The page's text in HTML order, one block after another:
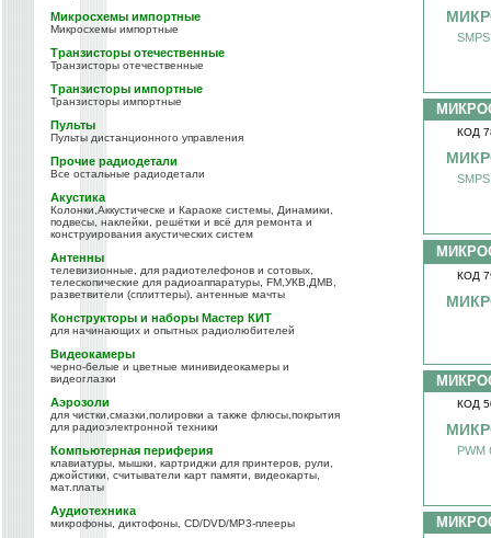
Микросхемы импортные
Микросхемы импортные
Транзисторы отечественные
Транзисторы отечественные
Транзисторы импортные
Транзисторы импортные
Пульты
Пульты дистанционного управления
Прочие радиодетали
Все остальные радиодетали
Акустика
Колонки,Аккустическе и Караоке системы, Динамики,
подвесы, наклейки, решётки и всё для ремонта и
конструирования акустических систем
Антенны
телевизионные, для радиотелефонов и сотовых,
телескопические для радиоаппаратуры, FM,УКВ,ДМВ,
разветвители (сплиттеры), антенные мачты
Конструкторы и наборы Мастер КИТ
для начинающих и опытных радиолюбителей
Видеокамеры
черно-белые и цветные минивидеокамеры и
видеоглазки
Аэрозоли
для чистки,смазки,полировки а также флюсы,покрытия
для радиоэлектронной техники
Компьютерная периферия
клавиатуры, мышки, картриджи для принтеров, рули,
джойстики, считыватели карт памяти, видеокарты,
мат.платы
Аудиотехника
микрофоны, диктофоны, CD/DVD/MP3-плееры
КОД
КОД
КОД
PWM